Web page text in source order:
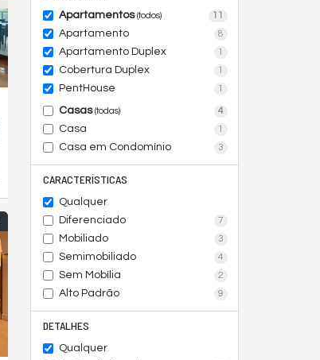
Apartamentos(todos) 11
Apartamento 8
Apartamento Duplex 1
Cobertura Duplex 1
PentHouse 1
Casas(todas) 4
Casa 1
Casa em Condomínio 3
CARACTERÍSTICAS
Qualquer
Diferenciado
7
Mobiliado 3
Semimobiliado 4
Sem Mobília 2
Alto Padrão 9
DETALHES
Qualquer